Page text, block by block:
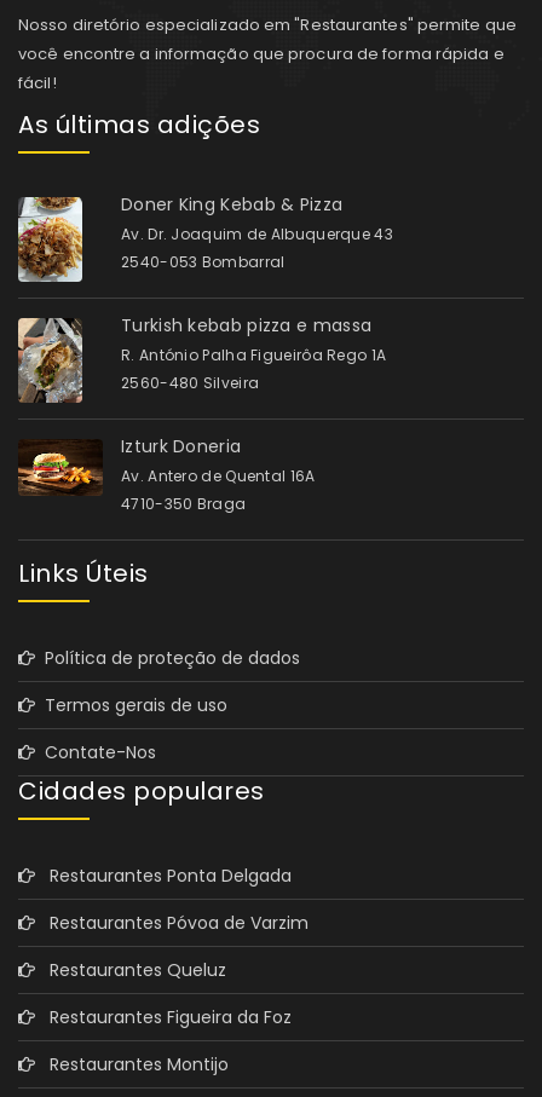
Nosso diretório especializado em "Restaurantes" permite que
você encontre a informação que procura de forma rápida e
fácil!
As últimas adições
Doner King Kebab & Pizza
Av. Dr. Joaquim de Albuquerque 43
2540-053 Bombarral
Turkish kebab pizza e massa
R. António Palha Figueirôa Rego 1A
2560-480 Silveira
Izturk Doneria
Av. Antero de Quental 16A
4710-350 Braga
Links Úteis
Política de proteção de dados
Termos gerais de uso
Contate-Nos
Cidades populares
Restaurantes Ponta Delgada
Restaurantes Póvoa de Varzim
Restaurantes Queluz
Restaurantes Figueira da Foz
Restaurantes Montijo